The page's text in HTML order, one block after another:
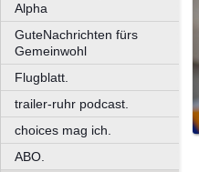
Alpha
GuteNachrichten fürs
Gemeinwohl
Flugblatt.
trailer-ruhr podcast.
choices mag ich.
ABO.